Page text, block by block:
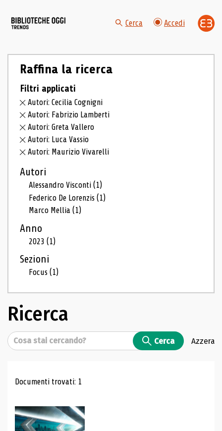
Cerca Accedi
Raffina la ricerca
Filtri applicati
Autori: Cecilia Cognigni
Autori: Fabrizio Lamberti
Autori: Greta Vallero
Autori: Luca Vassio
Autori: Maurizio Vivarelli
Autori
Alessandro Visconti(1)
Federico De Lorenzis(1)
Marco Mellia(1)
Anno
2023(1)
Sezioni
Focus(1)
Ricerca
Cerca Cerca Azzera
Risultati di ricerca
Documenti trovati: 1